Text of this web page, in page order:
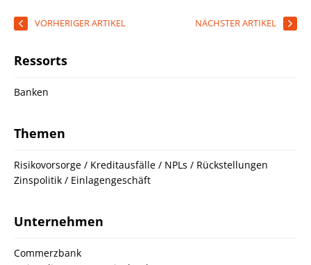
VORHERIGER ARTIKEL NÄCHSTER ARTIKEL
Ressorts
Banken
Themen
Risikovorsorge / Kreditausfälle / NPLs / Rückstellungen
Zinspolitik / Einlagengeschäft
Unternehmen
Commerzbank